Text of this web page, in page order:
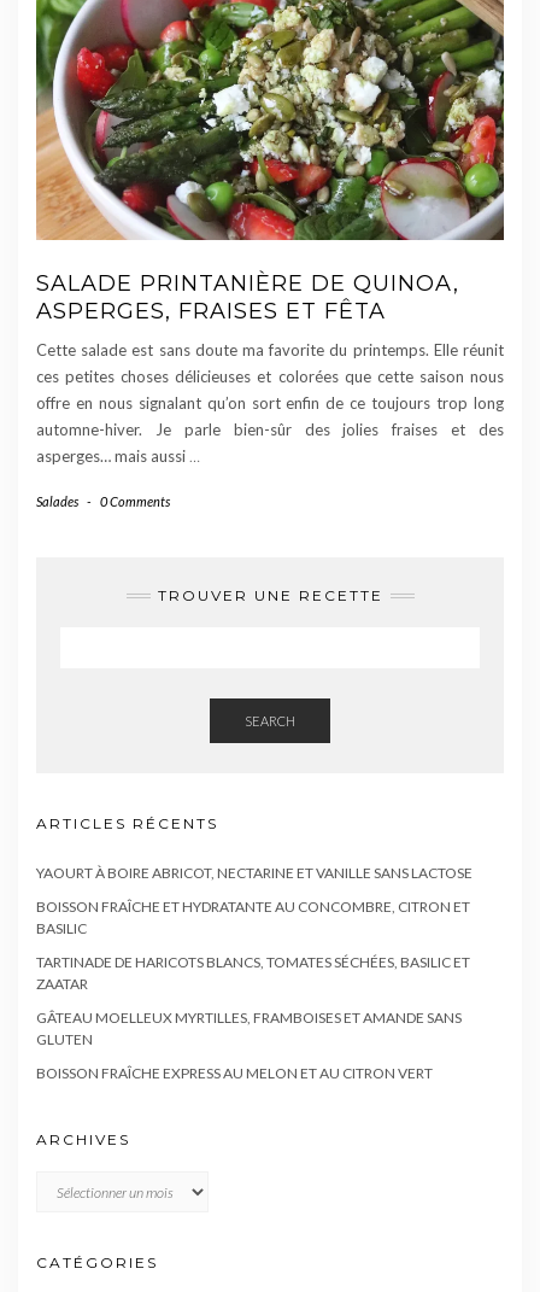
SALADE PRINTANIÈRE DE QUINOA,
ASPERGES, FRAISES ET FÊTA
Cette salade est sans doute ma favorite du printemps. Elle réunit
ces petites choses délicieuses et colorées que cette saison nous
offre en nous signalant qu’on sort enfin de ce toujours trop long
automne-hiver. Je parle bien-sûr des jolies fraises et des
asperges… mais aussi…
Salades - 0 Comments
TROUVER UNE RECETTE
SEARCH
ARTICLES RÉCENTS
YAOURT À BOIRE ABRICOT, NECTARINE ET VANILLE SANS LACTOSE
BOISSON FRAÎCHE ET HYDRATANTE AU CONCOMBRE, CITRON ET
BASILIC
TARTINADE DE HARICOTS BLANCS, TOMATES SÉCHÉES, BASILIC ET
ZAATAR
GÂTEAU MOELLEUX MYRTILLES, FRAMBOISES ET AMANDE SANS
GLUTEN
BOISSON FRAÎCHE EXPRESS AU MELON ET AU CITRON VERT
ARCHIVES
CATÉGORIES